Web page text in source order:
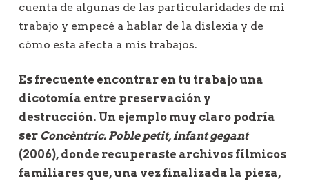
cuenta de algunas de las particularidades de mi
trabajo y empecé a hablar de la dislexia y de
cómo esta afecta a mis trabajos.
Es frecuente encontrar en tu trabajo una
dicotomía entre preservación y
destrucción. Un ejemplo muy claro podría
ser Concèntric. Poble petit, infant gegant
(2006), donde recuperaste archivos fílmicos
familiares que, una vez finalizada la pieza,